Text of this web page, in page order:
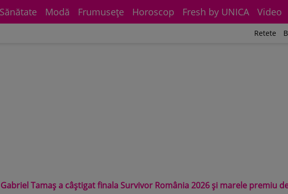
Sănătate Modă Frumuseţe Horoscop Fresh by UNICA Video
Retete
Gabriel Tamaș a câștigat finala Survivor România 2026 și marele premiu